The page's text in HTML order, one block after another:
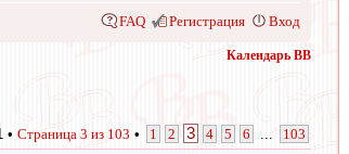
FAQ Регистрация Вход
Календарь ВВ
• Страница 3 из 103 • 1 2 3 4 5 6 103